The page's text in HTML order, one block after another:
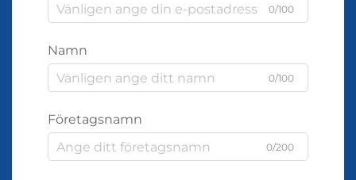
0/100
Namn
0/100
Företagsnamn
0/200